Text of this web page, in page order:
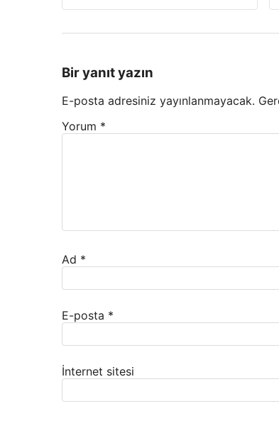
Bir yanıt yazın
E-posta adresiniz yayınlanmayacak.
Yorum *
Ad *
E-posta *
İnternet sitesi